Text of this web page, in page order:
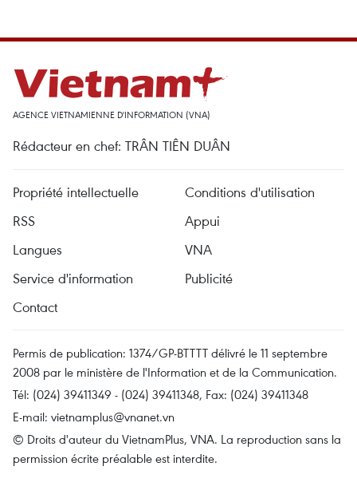
AGENCE VIETNAMIENNE D'INFORMATION (VNA)
Rédacteur en chef: TRÂN TIÊN DUÂN
Propriété intellectuelle
Conditions d'utilisation
RSS
Appui
Langues
VNA
Service d'information
Publicité
Contact
Permis de publication: 1374/GP-BTTTT délivré le 11 septembre
2008 par le ministère de l'Information et de la Communication.
Tél: (024) 39411349 - (024) 39411348, Fax: (024) 39411348
E-mail: vietnamplus@vnanet.vn
© Droits d'auteur du VietnamPlus, VNA. La reproduction sans la
permission écrite préalable est interdite.